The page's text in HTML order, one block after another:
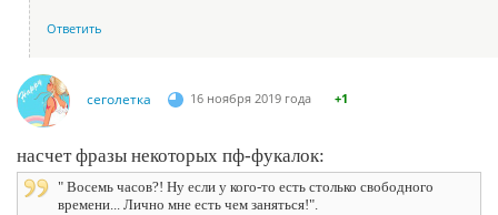
Ответить
сеголетка 16 ноября 2019 года +1
насчет фразы некоторых пф-фукалок:
" Восемь часов?! Ну если у кого-то есть столько свободного
времени... Лично мне есть чем заняться!".